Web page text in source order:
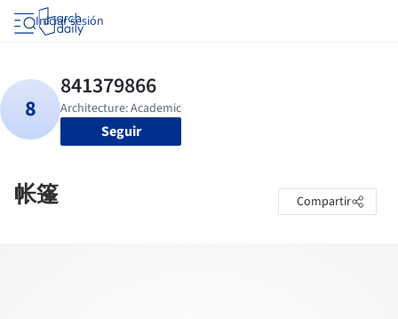
Iniciar sesión
Seguir
帐篷 Compartir